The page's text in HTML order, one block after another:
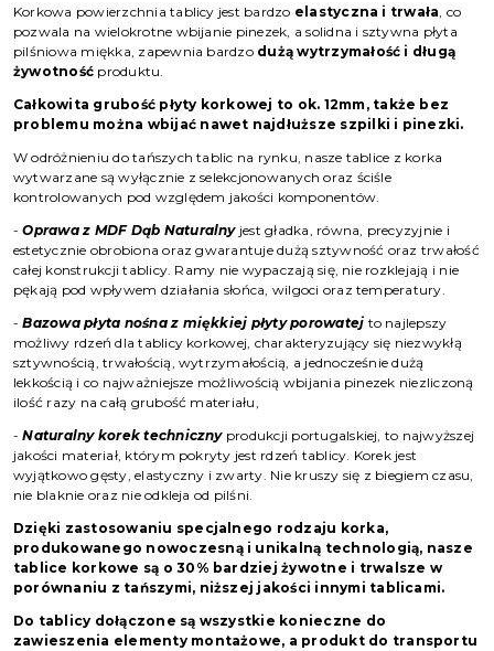
Korkowa powierzchnia tablicy jest bardzo elastyczna i trwała, co
pozwala na wielokrotne wbijanie pinezek, a solidna i sztywna płyta
pilśniowa miękka, zapewnia bardzo dużą wytrzymałość i długą
żywotność produktu.
Całkowita grubość płyty korkowej to ok. 12mm, także bez
problemu można wbijać nawet najdłuższe szpilki i pinezki.
W odróżnieniu do tańszych tablic na rynku, nasze tablice z korka
wytwarzane są wyłącznie z selekcjonowanych oraz ściśle
kontrolowanych pod względem jakości komponentów.
-Oprawa z MDF Dąb Naturalnyjest gładka, równa, precyzyjnie i
estetycznie obrobiona oraz gwarantuje dużą sztywność oraz trwałość
całej konstrukcji tablicy. Ramy nie wypaczają się, nie rozklejają i nie
pękają pod wpływem działania słońca, wilgoci oraz temperatury.
-Bazowa płyta nośna z miękkiej płyty porowatej to najlepszy
możliwy rdzeń dla tablicy korkowej, charakteryzujący się niezwykłą
sztywnością, trwałością, wytrzymałością, a jednocześnie dużą
lekkością i co najważniejsze możliwością wbijania pinezek niezliczoną
ilość razy na całą grubość materiału,
-Naturalny korek technicznyprodukcji portugalskiej, to najwyższej
jakości materiał, którym pokryty jest rdzeń tablicy. Korek jest
wyjątkowo gęsty, elastyczny i zwarty. Nie kruszy się z biegiem czasu,
nie blaknie oraz nie odkleja od pilśni.
Dzięki zastosowaniu specjalnego rodzaju korka,
produkowanego nowoczesną i unikalną technologią, nasze
tablice korkowe są o 30% bardziej żywotne i trwalsze w
porównaniu z tańszymi, niższej jakości innymi tablicami.
Do tablicy dołączone są wszystkie konieczne do
zawieszenia elementy montażowe, a produkt do transportu